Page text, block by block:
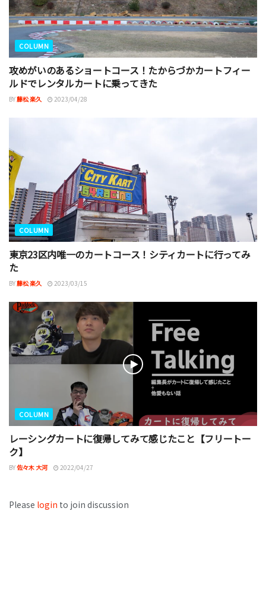
COLUMN
攻めがいのあるショートコース！たからづかカートフィー
ルドでレンタルカートに乗ってきた
BY藤松 楽久 2023/04/28
COLUMN
東京23区内唯一のカートコース！シティカートに行ってみ
た
BY藤松 楽久 2023/03/15
COLUMN
レーシングカートに復帰してみて感じたこと【フリートー
ク】
BY佐々木 大河 2022/04/27
Please login to join discussion